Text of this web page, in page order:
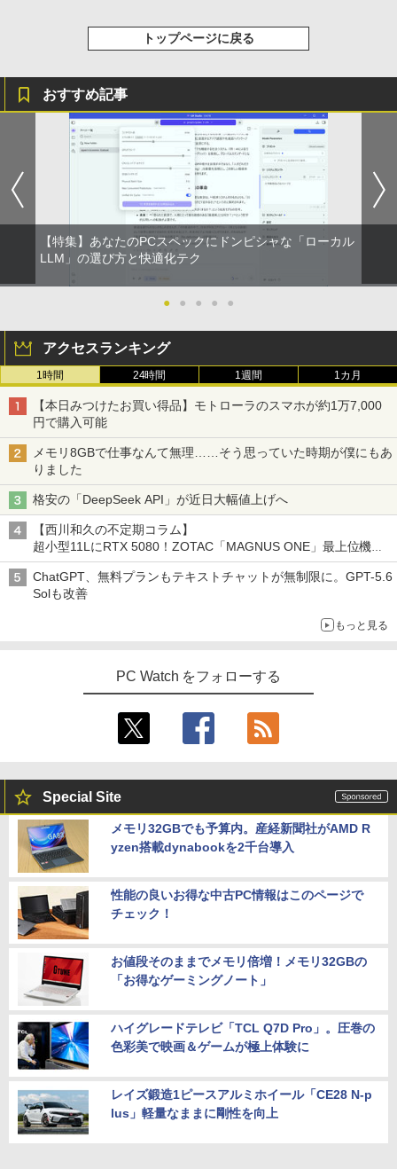
トップページに戻る
おすすめ記事
【特集】あなたのPCスペックにドンピシャな「ローカル
LLM」の選び方と快適化テク
● ● ● ● ●
アクセスランキング
1時間 24時間 1週間 1カ月
【本日みつけたお買い得品】モトローラのスマホが約1万7,000
円で購入可能
メモリ8GBで仕事なんて無理……そう思っていた時期が僕にもあ
りました
格安の「DeepSeek API」が近日大幅値上げへ
【西川和久の不定期コラム】
超小型11LにRTX 5080！ZOTAC「MAGNUS ONE」最上位機の
実力を探る
ChatGPT、無料プランもテキストチャットが無制限に。GPT-5.6
Solも改善
もっと見る
PC Watch をフォローする
Special Site
メモリ32GBでも予算内。産経新聞社がAMD R
yzen搭載dynabookを2千台導入
性能の良いお得な中古PC情報はこのページで
チェック！
お値段そのままでメモリ倍増！メモリ32GBの
「お得なゲーミングノート」
ハイグレードテレビ「TCL Q7D Pro」。圧巻の
色彩美で映画＆ゲームが極上体験に
レイズ鍛造1ピースアルミホイール「CE28 N-p
lus」軽量なままに剛性を向上